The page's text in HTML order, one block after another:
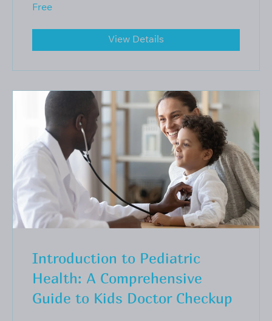
Free
View Details
Introduction to Pediatric
Health: A Comprehensive
Guide to Kids Doctor Checkup